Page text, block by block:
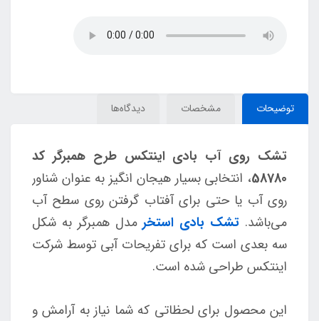
توضیحات مشخصات دیدگاه‌ها
تشک روی آب بادی اینتکس طرح همبرگر کد
58780، انتخابی بسیار هیجان انگیز به عنوان شناور
روی آب یا حتی برای آفتاب گرفتن روی سطح آب
می‌باشد. تشک بادی استخر مدل همبرگر به شکل
سه بعدی است که برای تفریحات آبی توسط شرکت
اینتکس طراحی شده است.
این محصول برای لحظاتی که شما نیاز به آرامش و